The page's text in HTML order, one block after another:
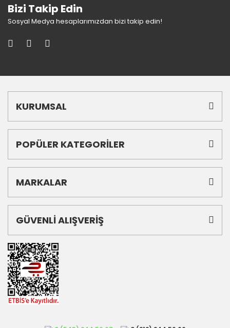
Bizi Takip Edin
Sosyal Medya hesaplarımızdan bizi takip edin!
KURUMSAL
POPÜLER KATEGORİLER
MARKALAR
GÜVENLİ ALIŞVERİŞ